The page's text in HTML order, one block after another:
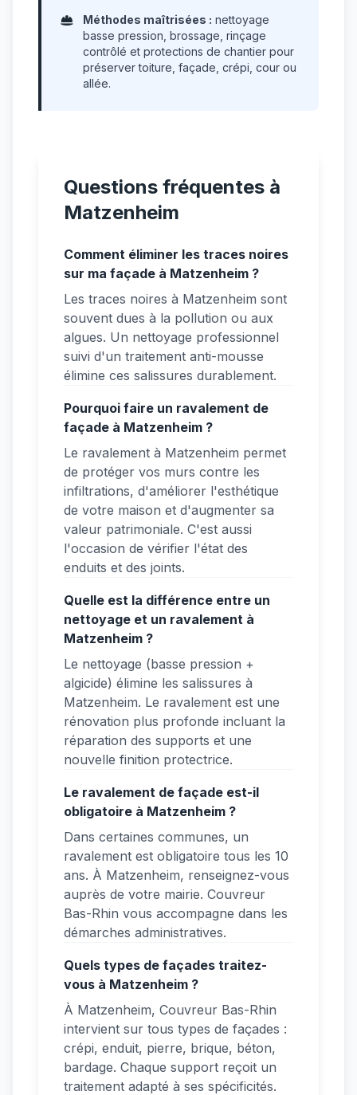
Méthodes maîtrisées : nettoyage
basse pression, brossage, rinçage
contrôlé et protections de chantier pour
préserver toiture, façade, crépi, cour ou
allée.
Questions fréquentes à
Matzenheim
Comment éliminer les traces noires
sur ma façade à Matzenheim ?
Les traces noires à Matzenheim sont
souvent dues à la pollution ou aux
algues. Un nettoyage professionnel
suivi d'un traitement anti-mousse
élimine ces salissures durablement.
Pourquoi faire un ravalement de
façade à Matzenheim ?
Le ravalement à Matzenheim permet
de protéger vos murs contre les
infiltrations, d'améliorer l'esthétique
de votre maison et d'augmenter sa
valeur patrimoniale. C'est aussi
l'occasion de vérifier l'état des
enduits et des joints.
Quelle est la différence entre un
nettoyage et un ravalement à
Matzenheim ?
Le nettoyage (basse pression +
algicide) élimine les salissures à
Matzenheim. Le ravalement est une
rénovation plus profonde incluant la
réparation des supports et une
nouvelle finition protectrice.
Le ravalement de façade est-il
obligatoire à Matzenheim ?
Dans certaines communes, un
ravalement est obligatoire tous les 10
ans. À Matzenheim, renseignez-vous
auprès de votre mairie. Couvreur
Bas-Rhin vous accompagne dans les
démarches administratives.
Quels types de façades traitez-
vous à Matzenheim ?
À Matzenheim, Couvreur Bas-Rhin
intervient sur tous types de façades :
crépi, enduit, pierre, brique, béton,
bardage. Chaque support reçoit un
traitement adapté à ses spécificités.